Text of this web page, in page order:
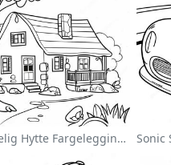
Koselig Hytte Fargeleggingsside